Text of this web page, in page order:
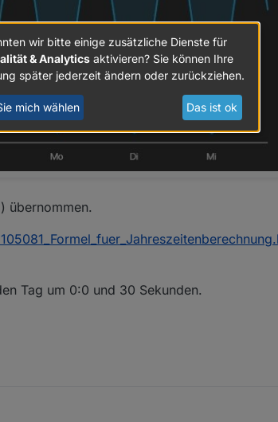
übernommen.
Tag um 0:0 und 30 Sekunden.
wir bitte einige zusätzliche Dienste für
& Analytics aktivieren? Sie können Ihre
später jederzeit ändern oder zurückziehen.
mich wählen Das ist ok